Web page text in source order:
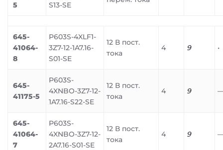
5
S13-SE
645-
41064-
8
P603S-4XLF1-
3Z7-12-1A7.16-
S01-SE
12 В пост.
тока
4 9 •
645-
41175-5
P603S-
4XNBO-3Z7-12-
1A7.16-S22-SE
12 В пост.
тока
4 9
645-
41064-
7
P603S-
4XNBO-3Z7-12-
2A7.16-S01-SE
12 В пост.
тока
4 9